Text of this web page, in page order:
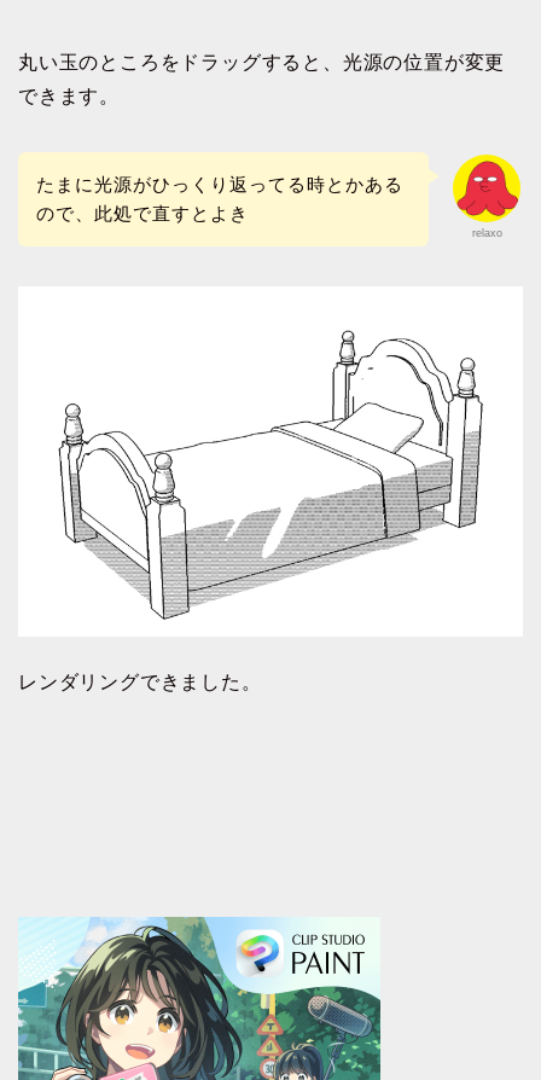
丸い玉のところをドラッグすると、光源の位置が変更
できます。
relaxo
たまに光源がひっくり返ってる時とかある
ので、此処で直すとよき
レンダリングできました。